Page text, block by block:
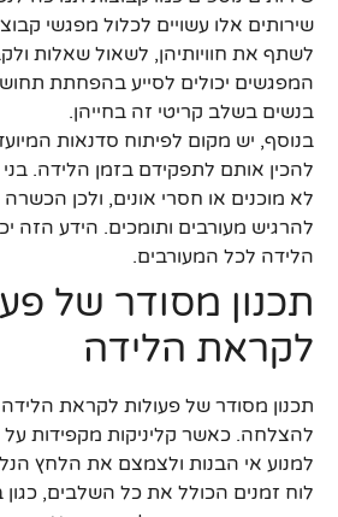
שירותים אלו עשויים לכלול מפגשי
לשתף את חוויותיהן, לשאול שאלות
המפגשים יכולים לסייע בהפחתת
בנשים בשלב קריטי זה בחייהן.
בנוסף, יש מקום לפיתוח סדנאות
להכין אותם לתפקידם בזמן הלידה. בני
לא מוכנים או חסרי אונים, ולכן
להרגיש מעורבים ותומכים. הידע הזה
הלידה לכל המעורבים.
תכנון מסודר של
לקראת הלידה
תכנון מסודר של פעולות לקראת הלידה
להצלחה. כאשר קליניקות מקפידות על
למנוע אי הבנות ולצמצם את הלחץ
לוח זמנים הכולל את כל השלבים, כגון